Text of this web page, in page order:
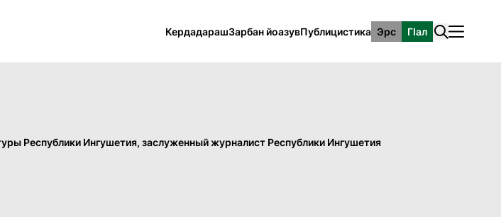
КердадарашЗарбан йоазувПублицистика Эрс ГӀал
Республики Ингушетия, заслуженный журналист Республики Ингушетия